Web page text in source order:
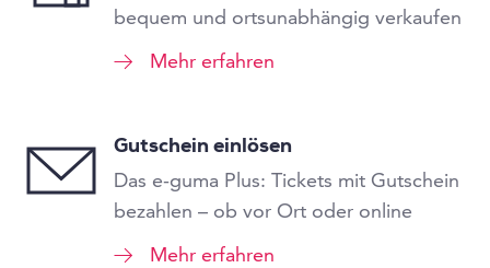
bequem und ortsunabhängig verkaufen
Mehr erfahren
Gutschein einlösen
Das e-guma Plus: Tickets mit Gutschein
bezahlen – ob vor Ort oder online
Mehr erfahren